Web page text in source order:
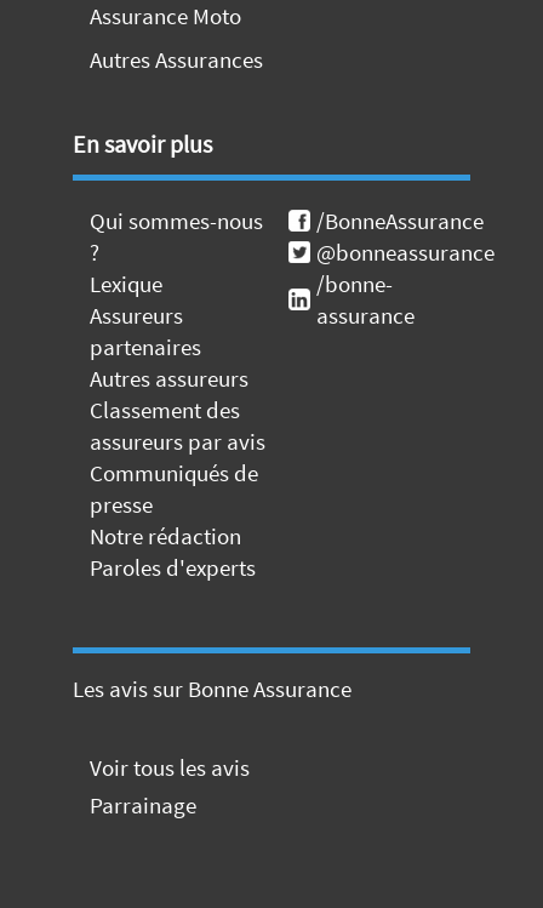
Assurance Moto
Autres Assurances
En savoir plus
Qui sommes-nous
?
Lexique
Assureurs
partenaires
Autres assureurs
Classement des
assureurs par avis
Communiqués de
presse
Notre rédaction
Paroles d'experts
/BonneAssurance
@bonneassurance
/bonne-
assurance
Les avis sur Bonne Assurance
Voir tous les avis
Parrainage